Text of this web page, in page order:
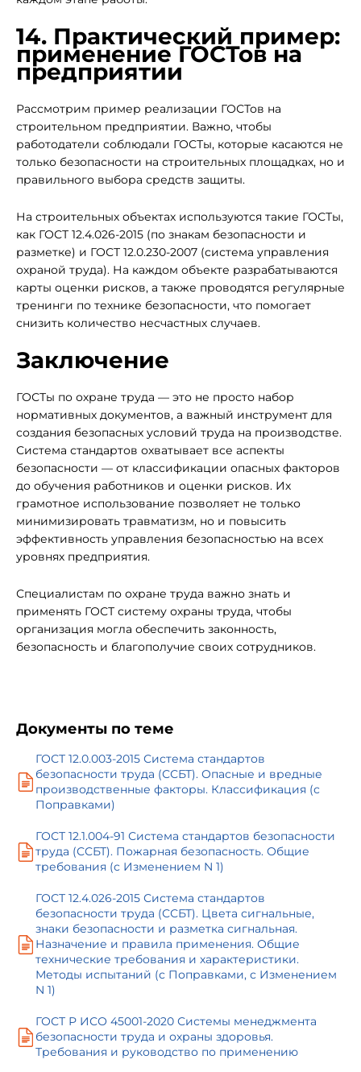
14. Практический пример:
применение ГОСТов на
предприятии
Рассмотрим пример реализации ГОСТов на
строительном предприятии. Важно, чтобы
работодатели соблюдали ГОСТы, которые касаются не
только безопасности на строительных площадках, но и
правильного выбора средств защиты.
На строительных объектах используются такие ГОСТы,
как ГОСТ 12.4.026-2015 (по знакам безопасности и
разметке) и ГОСТ 12.0.230-2007 (система управления
охраной труда). На каждом объекте разрабатываются
карты оценки рисков, а также проводятся регулярные
тренинги по технике безопасности, что помогает
снизить количество несчастных случаев.
Заключение
ГОСТы по охране труда — это не просто набор
нормативных документов, а важный инструмент для
создания безопасных условий труда на производстве.
Система стандартов охватывает все аспекты
безопасности — от классификации опасных факторов
до обучения работников и оценки рисков. Их
грамотное использование позволяет не только
минимизировать травматизм, но и повысить
эффективность управления безопасностью на всех
уровнях предприятия.
Специалистам по охране труда важно знать и
применять ГОСТ систему охраны труда, чтобы
организация могла обеспечить законность,
безопасность и благополучие своих сотрудников.
Документы по теме
ГОСТ 12.0.003-2015 Система стандартов
безопасности труда (ССБТ). Опасные и вредные
производственные факторы. Классификация (с
Поправками)
ГОСТ 12.1.004-91 Система стандартов безопасности
труда (ССБТ). Пожарная безопасность. Общие
требования (с Изменением N 1)
ГОСТ 12.4.026-2015 Система стандартов
безопасности труда (ССБТ). Цвета сигнальные,
знаки безопасности и разметка сигнальная.
Назначение и правила применения. Общие
технические требования и характеристики.
Методы испытаний (с Поправками, с Изменением
N 1)
ГОСТ Р ИСО 45001-2020 Системы менеджмента
безопасности труда и охраны здоровья.
Требования и руководство по применению